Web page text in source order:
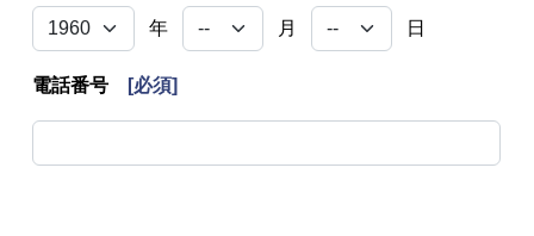
年 月 日
電話番号 [必須]